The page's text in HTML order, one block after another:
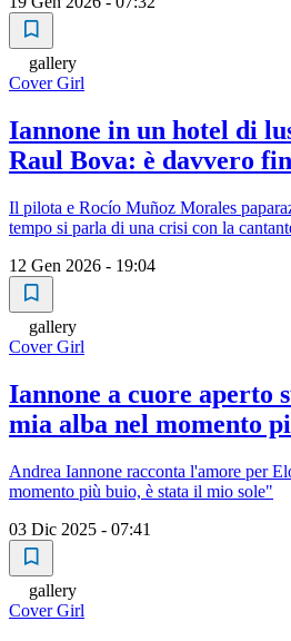
gallery
Cover Girl
Iannone in un hotel di
Raul Bova: è davvero
Il pilota e Rocío Muñoz Morales
tempo si parla di una crisi con la
12 Gen 2026 - 19:04
gallery
Cover Girl
Iannone a cuore aperto
mia alba nel momento
Andrea Iannone racconta l'amore per
momento più buio, è stata il mio sole"
03 Dic 2025 - 07:41
gallery
Cover Girl